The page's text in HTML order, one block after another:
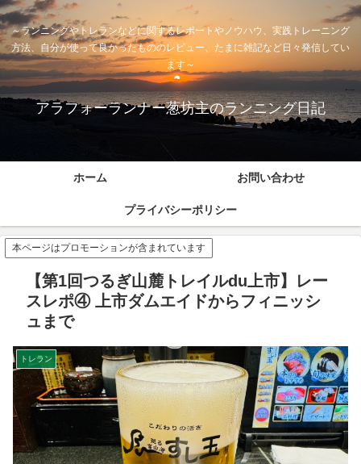
～ランニングやトレランなどに関するレポートやノウハウ、実践トレーニング
方法、自分が使って良かったもののレビュー、たまに雑記など日々発信してい
ます～
アラフォーランナー葱坊主のランニング日記
ホーム お問い合わせ
プライバシーポリシー
本ページはプロモーションが含まれています
【第1回つるぎ山麓トレイルdu上市】レー
スレポ④ 上市ダムエイドからフィニッシ
ュまで
トレラン